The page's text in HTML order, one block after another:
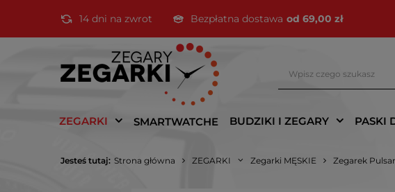
14 dni na zwrot Bezpłatna dostawa od 69,00 zł
ZEGARKI SMARTWATCHE BUDZIKI I ZEGARY PASKI
Jesteś tutaj: Strona główna ZEGARKI Zegarki MĘSKIE Zegarek